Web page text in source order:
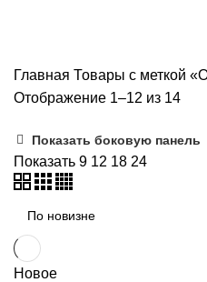
Главная Товары с меткой
Отображение 1–12 из 14
Показать боковую панель
Показать 9 12 18 24
Новое